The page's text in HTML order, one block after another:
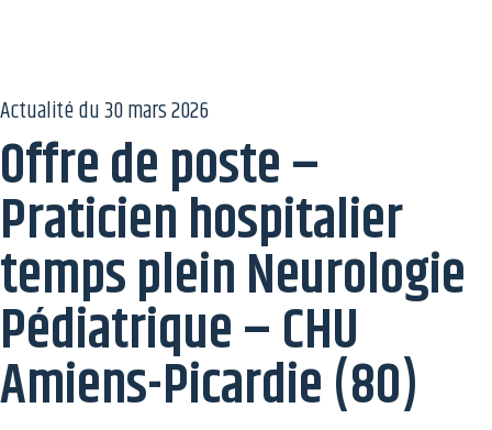
Actualité du30 mars 2026
Offre de poste –
Praticien hospitalier
temps plein Neurologie
Pédiatrique – CHU
Amiens-Picardie (80)